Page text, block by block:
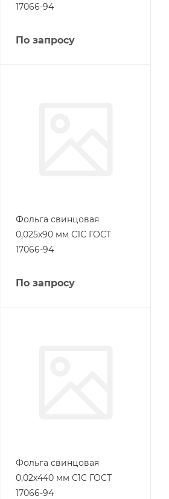
17066-94
По запросу
Фольга свинцовая
0,025х90 мм С1С ГОСТ
17066-94
По запросу
Фольга свинцовая
0,02х440 мм С1С ГОСТ
17066-94